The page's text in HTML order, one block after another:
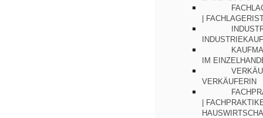
|
IM
VERKÄUFERIN
|